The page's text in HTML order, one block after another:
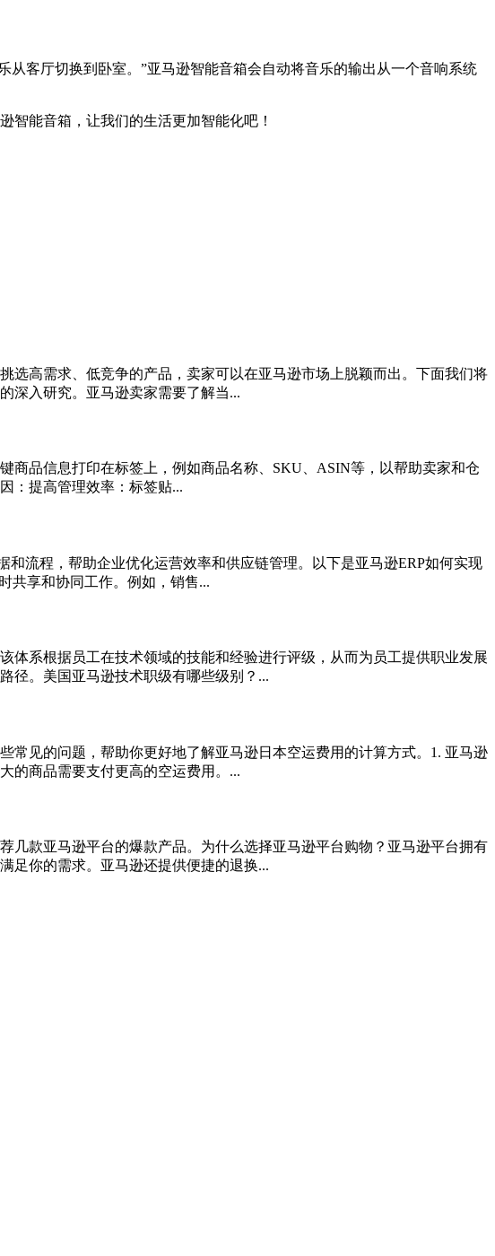
客厅切换到卧室。”亚马逊智能音箱会自动将音乐的输出从一个音响系统
智能音箱，让我们的生活更加智能化吧！
选高需求、低竞争的产品，卖家可以在亚马逊市场上脱颖而出。下面我们将
深入研究。亚马逊卖家需要了解当...
品信息打印在标签上，例如商品名称、SKU、ASIN等，以帮助卖家和仓
：提高管理效率：标签贴...
流程，帮助企业优化运营效率和供应链管理。以下是亚马逊ERP如何实现
共享和协同工作。例如，销售...
系根据员工在技术领域的技能和经验进行评级，从而为员工提供职业发展
径。美国亚马逊技术职级有哪些级别？...
见的问题，帮助你更好地了解亚马逊日本空运费用的计算方式。1. 亚马逊
的商品需要支付更高的空运费用。...
几款亚马逊平台的爆款产品。为什么选择亚马逊平台购物？亚马逊平台拥有
足你的需求。亚马逊还提供便捷的退换...